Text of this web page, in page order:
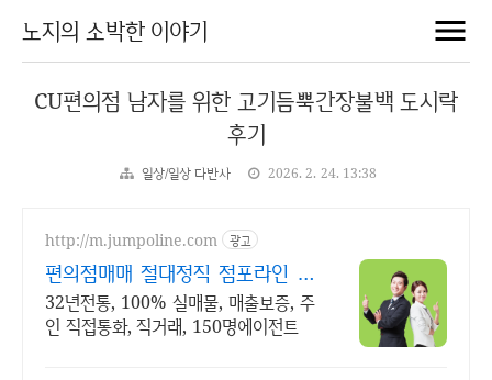
노지의 소박한 이야기
CU편의점 남자를 위한 고기듬뿍간장불백 도시락
후기
일상/일상 다반사 2026. 2. 24. 13:38
http://m.jumpoline.com 광고
편의점매매 절대정직 점포라인 빠
른 직거래 & 안전중개거래
32년전통, 100% 실매물, 매출보증, 주
인 직접통화, 직거래, 150명에이전트